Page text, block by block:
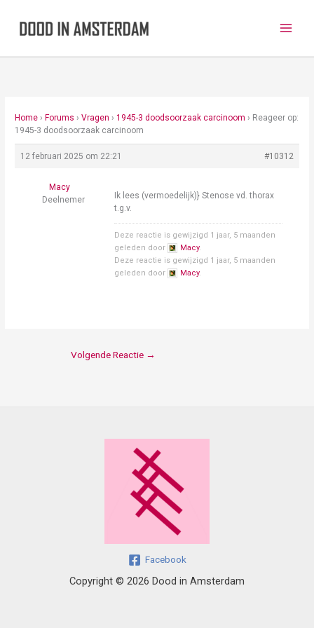
Home › Forums › Vragen › 1945-3 doodsoorzaak carcinoom › Reageer op:
1945-3 doodsoorzaak carcinoom
12 februari 2025 om 22:21 #10312
Macy
Deelnemer
Ik lees (vermoedelijk)} Stenose vd. thorax
t.g.v.
Deze reactie is gewijzigd 1 jaar, 5 maanden
geleden door
Macy.
Deze reactie is gewijzigd 1 jaar, 5 maanden
geleden door
Macy.
Volgende Reactie →
Facebook
Copyright © 2026 Dood in Amsterdam